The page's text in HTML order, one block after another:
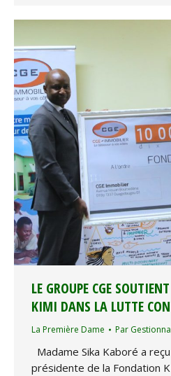
LE GROUPE CGE
KIMI DANS LA LUTTE
La Première Dame Par
Madame Sika Kaboré a
présidente de la Fondation